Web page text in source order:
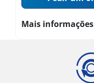
Mais informações